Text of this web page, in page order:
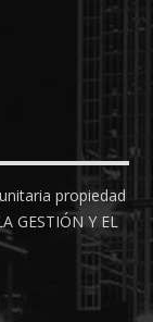
propiedad
GESTIÓN Y EL